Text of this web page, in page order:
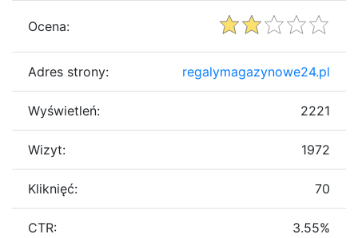
Ocena:
Adres strony: regalymagazynowe24.pl
Wyświetleń: 2221
Wizyt: 1972
Kliknięć: 70
CTR: 3.55%